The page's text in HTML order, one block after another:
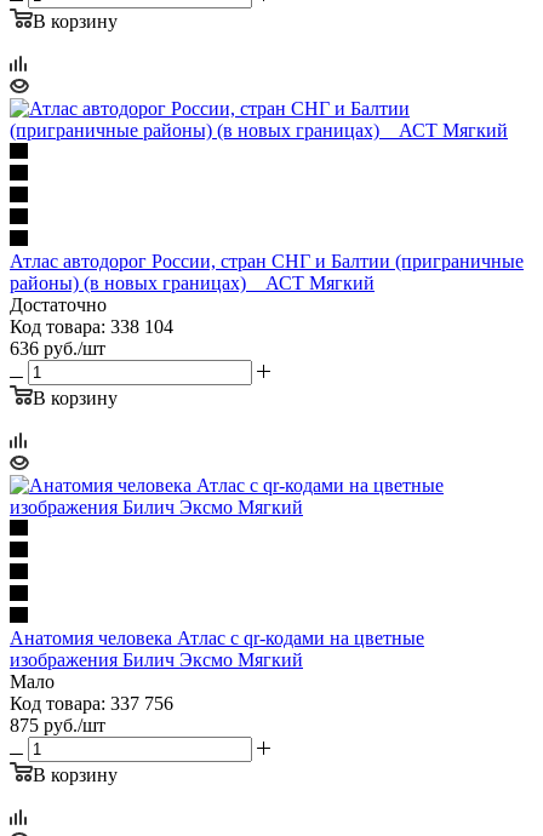
В корзину
Атлас автодорог России, стран СНГ и Балтии (приграничные
районы) (в новых границах) _ АСТ Мягкий
Достаточно
Код товара: 338 104
636 руб./шт
В корзину
Анатомия человека Атлас с qr-кодами на цветные
изображения Билич Эксмо Мягкий
Мало
Код товара: 337 756
875 руб./шт
В корзину